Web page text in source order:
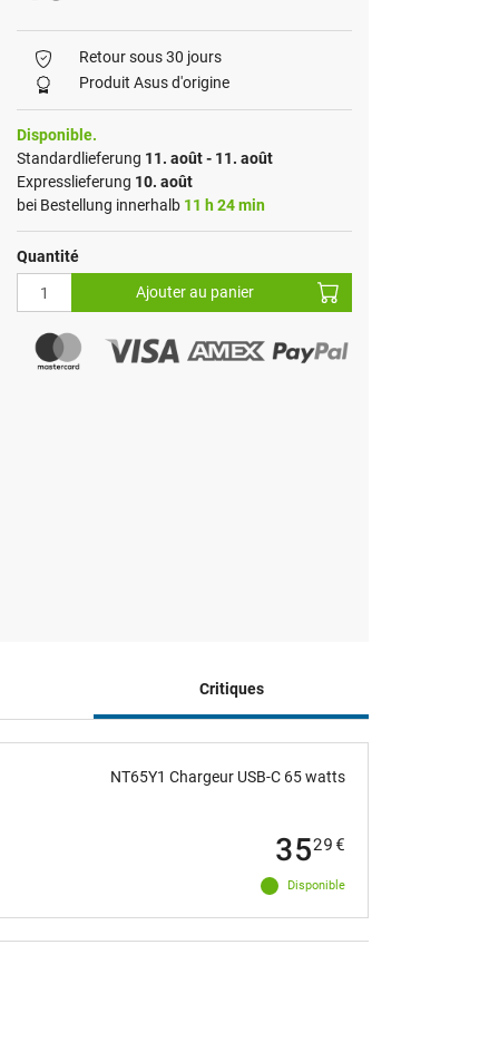
Retour sous 30 jours
Produit Asus d'origine
Disponible.
Standardlieferung 11. août - 11. août
Expresslieferung 10. août
bei Bestellung innerhalb 11 h 24 min
Quantité
Ajouter au panier
Critiques
NT65Y1 Chargeur USB-C 65 watts
Disponible
3529 €